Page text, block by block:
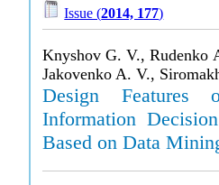
Issue (2014, 177)
Knyshov G. V., Rudenko
Jakovenko A. V.,
Design Features
Information
Based on Data